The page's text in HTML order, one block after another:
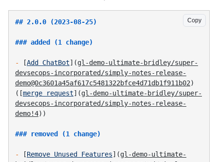
Copy
- [Add ChatBot](gl-demo-ultimate-bridley/super-
devsecops-incorporated/simply-notes-release-
demo@0c3601a45af617c5481322bfce4d71db1f911b02)
([merge request](gl-demo-ultimate-bridley/super-
devsecops-incorporated/simply-notes-release-
demo!4
- [Remove Unused Features](gl-demo-ultimate-